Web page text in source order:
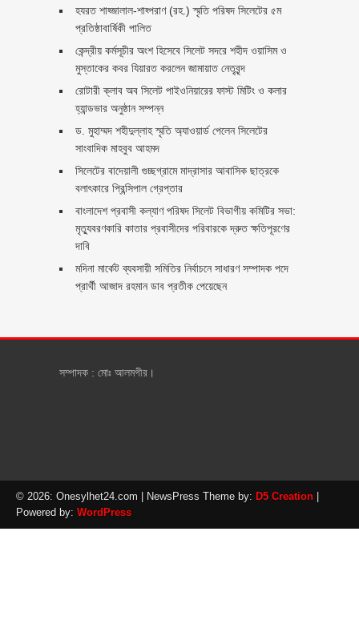
হযরত শাহ্জালাল-শাহ্পরাণ (রহ.) স্মৃতি পরিষদ সিলেটের ৫ম
প্রতিষ্ঠাবার্ষিকী পালিত ‎​
কেন্দ্রীয় কর্মসূচীর অংশ হিসেবে সিলেট সদরে শহীদ ওয়াসিম ও
মুস্তাকের কবর যিয়ারত করলেন জামায়াত নেতৃবৃন্দ ‎
রোটারী ক্লাব অব সিলেট পাইওনিয়ারের ফাস্ট মিটিং ও কলার
হ্যান্ডভার অনুষ্ঠান সম্পন্ন
ড. মুহাম্মদ শহীদুল্লাহ স্মৃতি অ্যাওয়ার্ড পেলেন সিলেটের
সাংবাদিক মাহবুব আহমদ
সিলেটের বাদেয়ালী গুচ্ছগ্রামে মাদ্রাসার আবাসিক ছাত্রকে
বলাৎকারে প্রিন্সিপাল গ্রেপ্তার ‎
বাংলাদেশ প্রবাসী কল্যাণ পরিষদ সিলেট বিভাগীয় কমিটির সভা:
মৃত্যুবরণকারি কাতার প্রবাসীদের পরিবারকে দ্রুত ক্ষতিপূরণের
দাবি
মদিনা মার্কেট ব্যবসায়ী সমিতির নির্বাচনে সাধারণ সম্পাদক পদে
প্রার্থী আজাদ রহমান ডাব প্রতীক পেয়েছেন ‎
সম্পাদক : মোঃ আলমগীর।
© 2026: Onesylhet24.com | NewsPress Theme by: D5 Creation
Powered by: WordPress